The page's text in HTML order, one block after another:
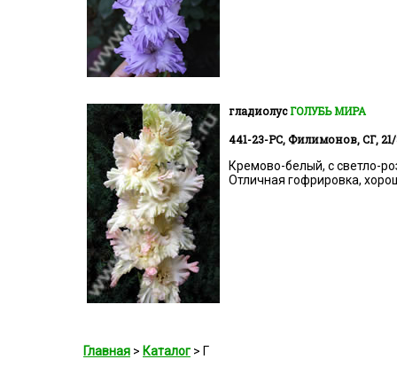
гладиолусГОЛУБЬ МИРА
441-23-РС, Филимонов, СГ, 21/
Кремово-белый, с светло-
Отличная гофрировка,
Главная > Каталог > Г